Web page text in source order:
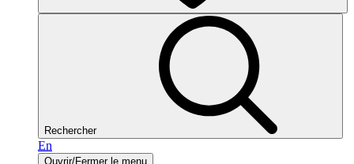
Rechercher
En
Ouvrir/Fermer le menu